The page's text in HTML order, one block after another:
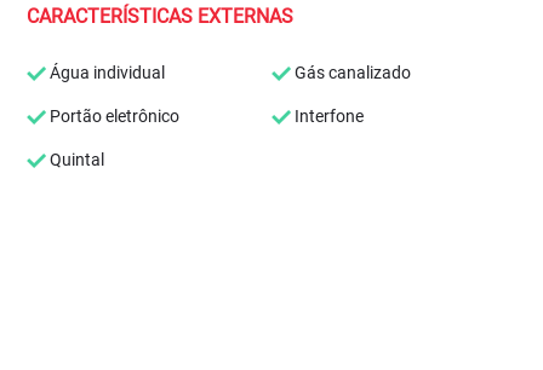
CARACTERÍSTICAS EXTERNAS
Água individual Gás canalizado
Portão eletrônico Interfone
Quintal